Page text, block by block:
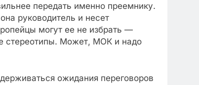
передать именно преемнику.
руководитель и несет
могут ее не избрать —
стереотипы. Может, МОК и надо
ожидания переговоров